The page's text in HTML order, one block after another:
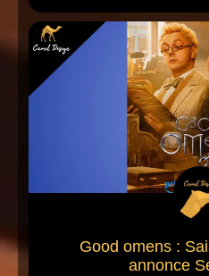
Good omens :
annonce